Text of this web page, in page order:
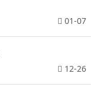
01-07
12-26